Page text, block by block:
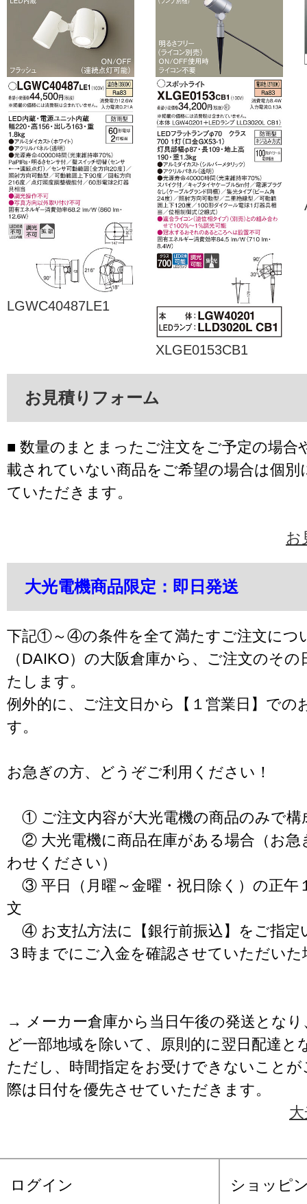
LGWC40487LE1
XLGE0153CB1
お見積りフォーム
■ 数量のまとまったご注文をご予定の場合
載されていない商品をご希望の場合は個別
ていただきます。
お
大光電機商品限定：即日発送
下記①～④の条件を全て満たすご注文につ
（DAIKO）の大阪倉庫から、ご注文のそ
たします。
例外的に、ご注文日から【１営業日】での
す。
お急ぎの方、どうぞご利用ください！
① ご注文内容が大光電機の商品のみで構
② 大光電機に商品在庫がある場合（お急
わせください）
③ 平日（月曜～金曜・祝日除く）の正午
文
④ お支払方法に【銀行前振込】をご指定
３時までにご入金を確認させていただいた
→ メーカー倉庫から当日午後の発送となり
ど一部地域を除いて、原則的に翌日配達と
ただし、時間指定をお受けできないこと
際は日付を優先させていただきます。
ログイン ショッピ